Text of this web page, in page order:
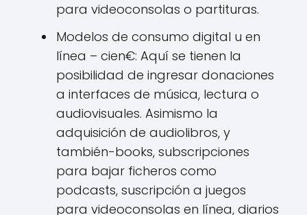
para videoconsolas o partituras.
Modelos de consumo digital u en
línea – cien€: Aquí se tienen la
posibilidad de ingresar donaciones
a interfaces de música, lectura o
audiovisuales. Asimismo la
adquisición de audiolibros, y
también-books, subscripciones
para bajar ficheros como
podcasts, suscripción a juegos
para videoconsolas en línea, diarios